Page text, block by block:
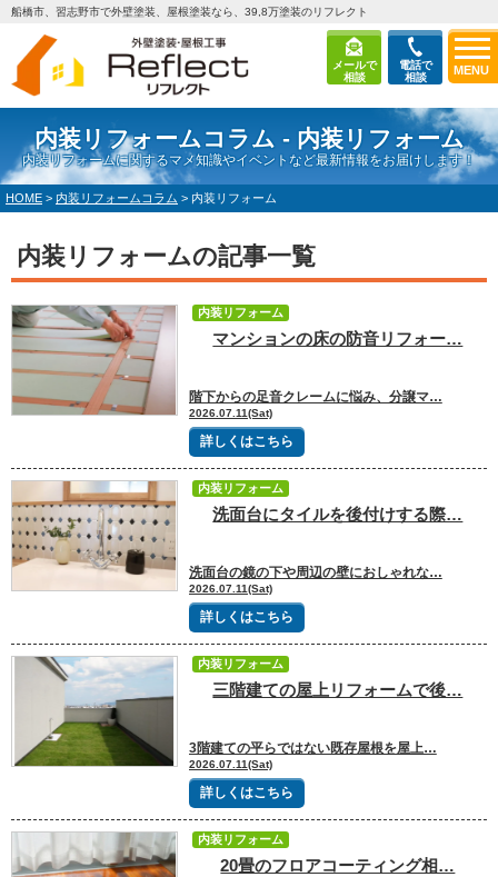
メールで
相談
電話で
相談
MENU
船橋市、習志野市で外壁塗装、屋根塗装なら、39,8万塗装のリフレクト
内装リフォームコラム - 内装リフォーム
内装リフォームに関するマメ知識やイベントなど最新情報をお届けします！
HOME > 内装リフォームコラム > 内装リフォーム
内装リフォームの記事一覧
マンションの床の防音リフォー…
階下からの足音クレームに悩み、分譲マ…
2026.07.11(Sat)
詳しくはこちら
内装リフォーム
洗面台にタイルを後付けする際…
洗面台の鏡の下や周辺の壁におしゃれな…
2026.07.11(Sat)
詳しくはこちら
内装リフォーム
三階建ての屋上リフォームで後…
3階建ての平らではない既存屋根を屋上…
2026.07.11(Sat)
詳しくはこちら
内装リフォーム
20畳のフロアコーティング相…
内装リフォーム